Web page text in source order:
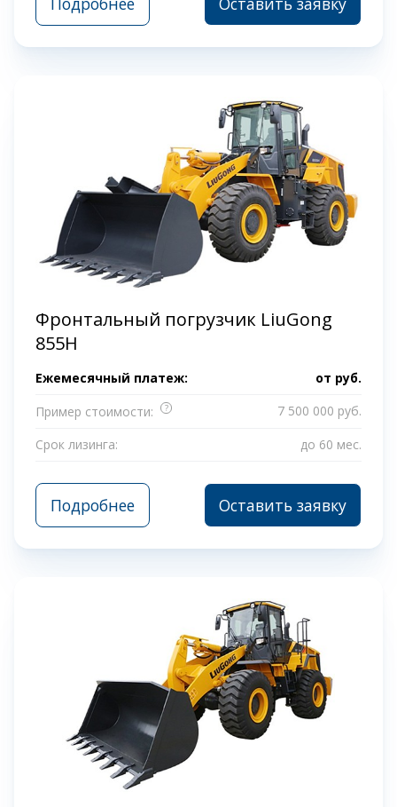
Фронтальный погрузчик LiuGong
855H
Ежемесячный платеж: от руб.
Пример стоимости:
?
7 500 000 руб.
Срок лизинга:
до 60 мес.
Подробнее Оставить заявку